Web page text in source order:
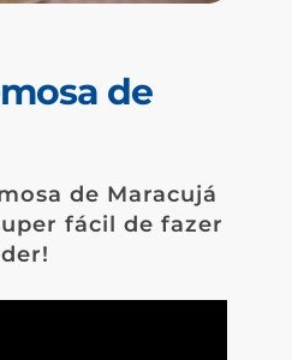
de
de Maracujá
fácil de fazer